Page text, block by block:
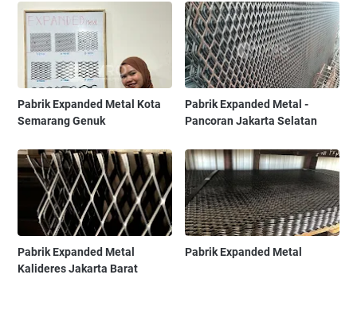
Pabrik Expanded Metal Kota
Semarang Genuk
Pabrik Expanded Metal -
Pancoran Jakarta Selatan
Pabrik Expanded Metal
Kalideres Jakarta Barat
Pabrik Expanded Metal